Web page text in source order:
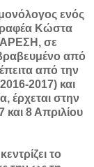
ενός
Κώστα
σε
από
από την
2017) και
έρχεται στην
8 Απριλίου
το